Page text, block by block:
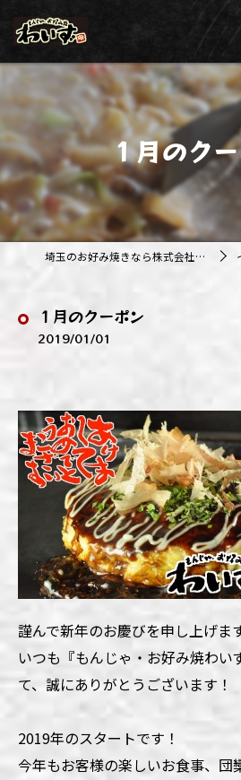
１月のク
埼玉のお好み焼きなら株式会社アジルカンパニー
１月のクーポン
2019/01/01
謹んで新年のお慶びを申し上げます
いつも『もんじゃ・お好み焼わい
て、誠にありがとうございます！
2019年のスタートです！
今年もお客様の楽しいお食事、団